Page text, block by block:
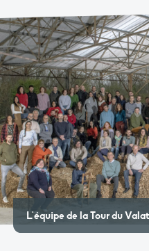
L'équipe de la Tour du